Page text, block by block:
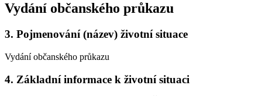
Vydání občanského průkazu
3. Pojmenování (název) životní situace
Vydání občanského průkazu
4. Základní informace k životní situaci